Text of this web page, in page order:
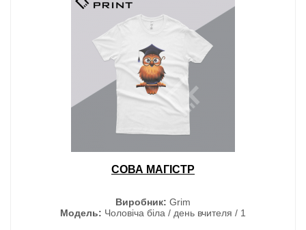
СОВА МАГІСТР
Виробник: Grim
Модель: Чоловіча біла / день вчителя / 1